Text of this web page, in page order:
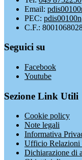
Email:
PEC:
C.F.:
Seguici su
Facebook
Youtube
Sezione Link Utili
Cookie policy
Note legali
Informativa
Ufficio Relazioni
Dichiarazione di